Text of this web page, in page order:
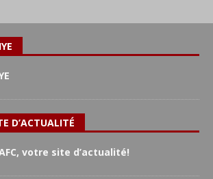
D’ACTUALITÉ
votre site d’actualité!